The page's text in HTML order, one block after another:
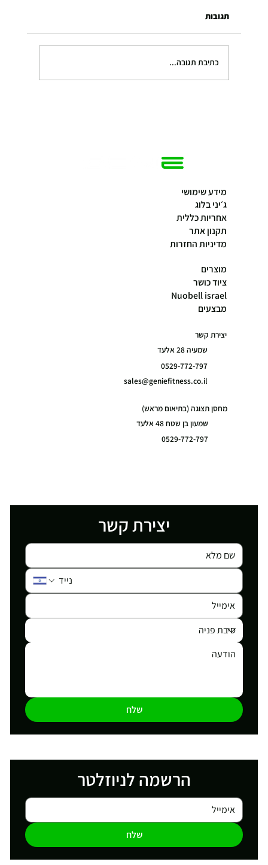
תגובות
כתיבת תגובה...
מידע שימושי
ג׳יני בלוג
אחריות כללית
תקנון אתר
מדיניות החזרות
מוצרים
ציוד כושר
Nuobell israel
מבצעים
יצירת קשר
שמעיה 28 אלעד
0529-772-797
sales@geniefitness.co.il
מחסן תצוגה (בתיאום מראש)
שמעון בן שטח 48 אלעד
0529-772-797
יצירת קשר
שלח
הרשמה לניוזלטר
שלח